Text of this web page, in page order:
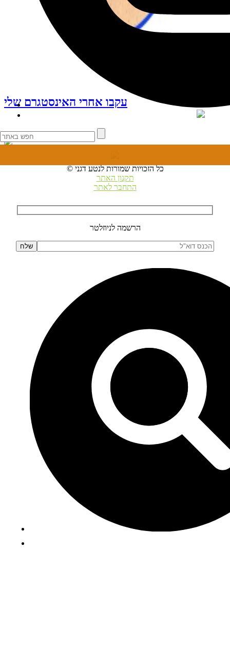
עקבו אחרי האינסטגרם שלי
© כל הזכויות שמורות לנטע דגני
תקנון האתר
התחבר לאתר
הרשמה לניוזלטר